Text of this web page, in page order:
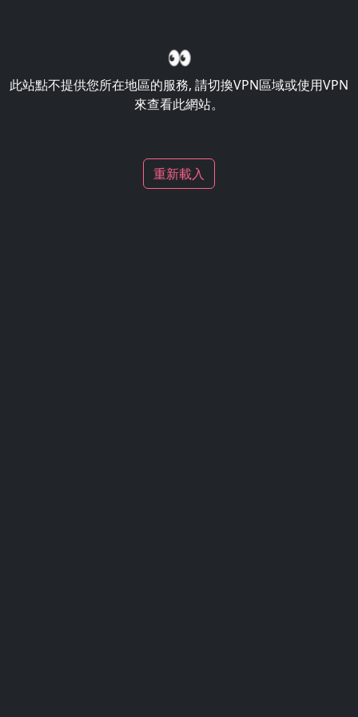
👀
此站點不提供您所在地區的服務, 請切換VPN區域或使用VPN
來查看此網站。
重新載入